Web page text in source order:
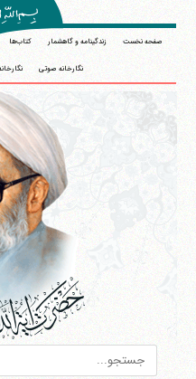
صفحه نخست زندگینامه و گاهشمار کتاب‌ها
نگارخانه صوتی